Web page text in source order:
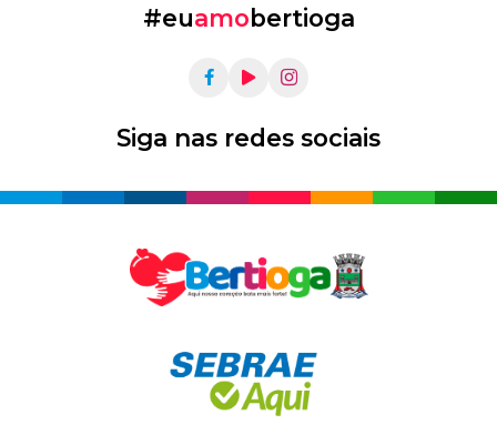
#euamobertioga
Siga nas redes sociais